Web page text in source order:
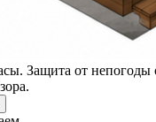
Защита от непогоды